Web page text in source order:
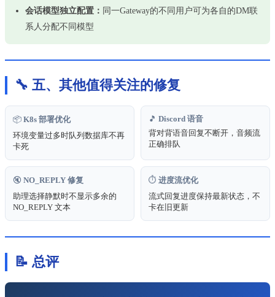
会话模型独立配置： 同一Gateway的不同用户可为各自的DM联
系人分配不同模型
🔧 五、其他值得关注的修复
📦 K8s 部署优化
环境变量过多时队列数据库不再
卡死
🎵 Discord 语音
背对背语音回复不断开，音频流
正确排队
🔇 NO_REPLY 修复
助理选择静默时不显示多余的
NO_REPLY 文本
⏱️ 进度流优化
流式回复进度保持最新状态，不
卡在旧更新
📝 总评